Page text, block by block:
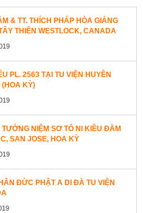
& TT. THÍCH PHÁP HÒA GIẢNG
THIÊN WESTLOCK, CANADA
PL. 2563 TẠI TU VIỆN HUYỀN
(HOA KỲ)
NIỆM SƠ TỔ NI KIỀU ĐÀM
SAN JOSE, HOA KỲ
ĐỨC PHẬT A DI ĐÀ TU VIỆN